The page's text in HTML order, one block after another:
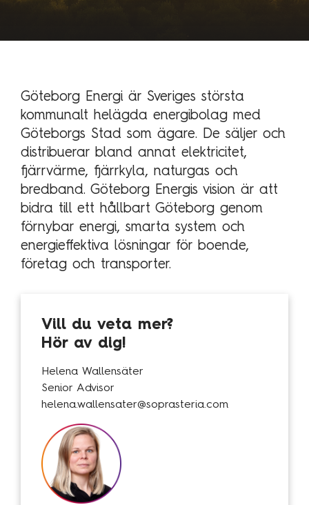
Technology Management
Energi
Hälsa & sjukvård
Telekom & media
Industri
Försvar & säkerhet
Medlemsorganisationer
Myndigheter
Transport & fordon
Finans
Kundcase
Om oss
Hållbarhet
Mångfald
Utmärkelser
Våra kontor
Vår historia
Schweiz
Spanien
Storbritannien
Tyskland
Österrike
Sopra Steria Global
Sopra Banking Software
Sopra HR Software
Göteborg Energi är Sveriges största
kommunalt helägda energibolag med
Göteborgs Stad som ägare. De säljer och
distribuerar bland annat elektricitet,
fjärrvärme, fjärrkyla, naturgas och
bredband. Göteborg Energis vision är att
bidra till ett hållbart Göteborg genom
förnybar energi, smarta system och
energieffektiva lösningar för boende,
företag och transporter.
Vill du veta mer?
Hör av dig!
Helena Wallensäter
Senior Advisor
helena.wallensater@soprasteria.com